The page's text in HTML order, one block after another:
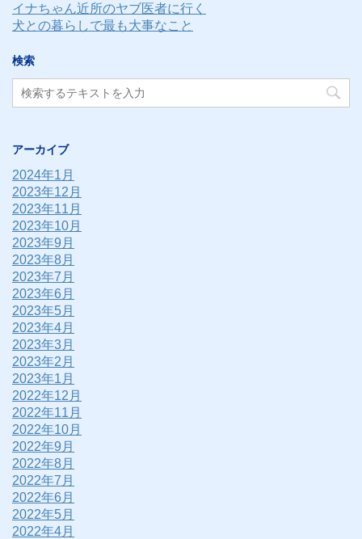
イナちゃん近所のヤブ医者に行く
犬との暮らしで最も大事なこと
検索
アーカイブ
2024年1月
2023年12月
2023年11月
2023年10月
2023年9月
2023年8月
2023年7月
2023年6月
2023年5月
2023年4月
2023年3月
2023年2月
2023年1月
2022年12月
2022年11月
2022年10月
2022年9月
2022年8月
2022年7月
2022年6月
2022年5月
2022年4月